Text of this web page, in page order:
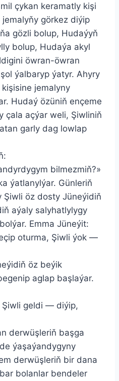
çykan keramatly kişi
görkez diýip
gözli bolup, Hudaýyň
bolup, Hudaýa akyl
öwran-öwran
ýalbaryp ýatyr. Ahyry
jemalyny
Hudaý özüniň ençeme
çala açýar weli, Şiwliniň
garly dag lowlap
bilmezmiň?»
ýatlanylýar. Günleriň
Şiwli öz dosty Jüneýidiň
aýaly salyhatlylygy
Emma Jüneýit:
oturma, Şiwli ýok —
öz beýik
aglap başlaýar.
Şiwli geldi — diýip,
derwüşleriň başga
ýaşaýandygyny
derwüşleriň bir dana
bolanlar bendeler